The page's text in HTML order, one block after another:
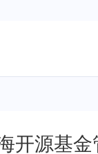
开源基